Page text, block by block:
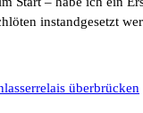
instandgesetzt
überbrücken